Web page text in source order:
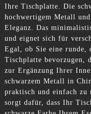
Ihre Tischplatte. Die
hochwertigem Metall
Eleganz. Das
und eignet sich für
Egal, ob Sie eine runde,
Tischplatte bevorzugen,
zur Ergänzung Ihrer
schwarzem Metall in
praktisch und einfach zu
sorgt dafür, dass Ihr